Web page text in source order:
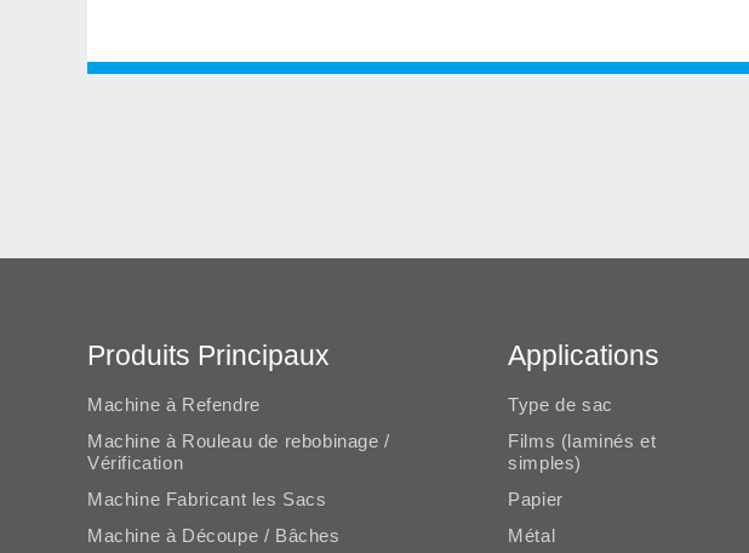
Produits Principaux
Machine à Refendre
Machine à Rouleau de rebobinage /
Vérification
Machine Fabricant les Sacs
Machine à Découpe / Bâches
Applications
Type de sac
Films (laminés et
simples)
Papier
Métal